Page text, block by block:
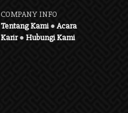
COMPANY INFO
Tentang Kami●Acara
Karir●Hubungi Kami